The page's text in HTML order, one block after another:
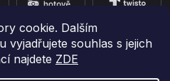
cookie. Dalším
vyjadřujete souhlas s jejich
najdete ZDE
k nám na sítích